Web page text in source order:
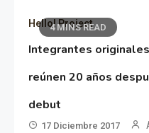
4 MINS READ
Hello! Project
Integrantes
reúnen 20 años
debut
17 Diciembre 2017